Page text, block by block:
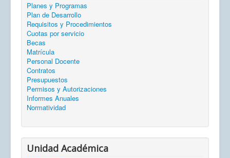
Planes y Programas
Plan de Desarrollo
Requisitos y Procedimientos
Cuotas por servicio
Becas
Matrícula
Personal Docente
Contratos
Presupuestos
Permisos y Autorizaciones
Informes Anuales
Normatividad
Unidad Académica